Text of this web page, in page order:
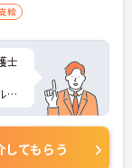
給
士
ア
ら
してもらう